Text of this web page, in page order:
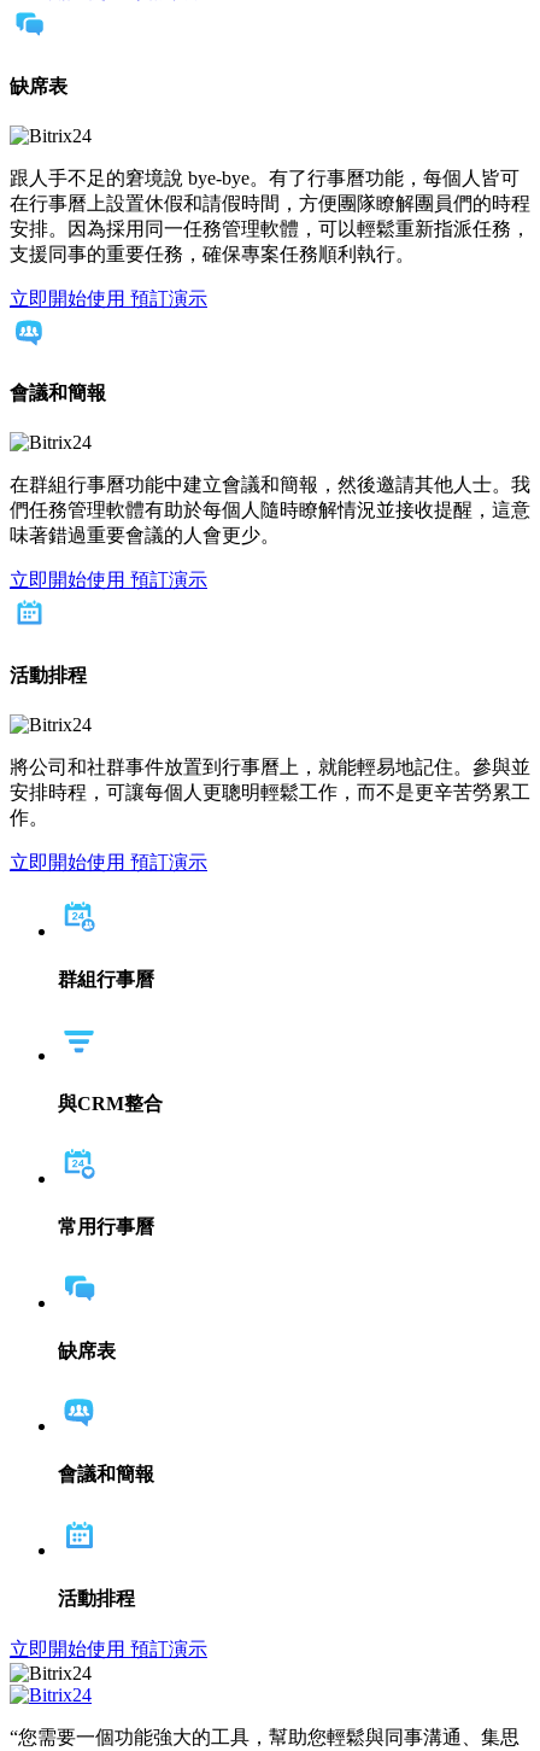
缺席表
跟人手不足的窘境說 bye-bye。有了行事曆功能，每個人皆可
在行事曆上設置休假和請假時間，方便團隊瞭解團員們的時程
安排。因為採用同一任務管理軟體，可以輕鬆重新指派任務，
支援同事的重要任務，確保專案任務順利執行。
立即開始使用 預訂演示
會議和簡報
在群組行事曆功能中建立會議和簡報，然後邀請其他人士。我
們任務管理軟體有助於每個人隨時瞭解情況並接收提醒，這意
味著錯過重要會議的人會更少。
立即開始使用 預訂演示
活動排程
將公司和社群事件放置到行事曆上，就能輕易地記住。參與並
安排時程，可讓每個人更聰明輕鬆工作，而不是更辛苦勞累工
作。
立即開始使用 預訂演示
群組行事曆
與CRM整合
常用行事曆
缺席表
會議和簡報
活動排程
立即開始使用 預訂演示
“您需要一個功能強大的工具，幫助您輕鬆與同事溝通、集思